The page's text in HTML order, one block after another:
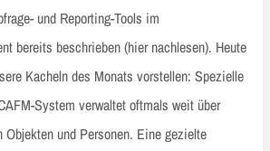
und Reporting-Tools im
bereits beschrieben (hier nachlesen). Heute
Kacheln des Monats vorstellen: Spezielle
System verwaltet oftmals weit über
Objekten und Personen. Eine gezielte